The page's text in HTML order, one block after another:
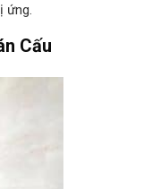
ứng.
Cấu